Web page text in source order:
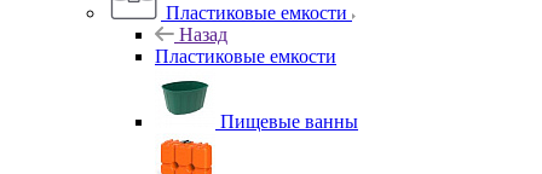
Пластиковые емкости
Назад
Пластиковые емкости
Пищевые ванны